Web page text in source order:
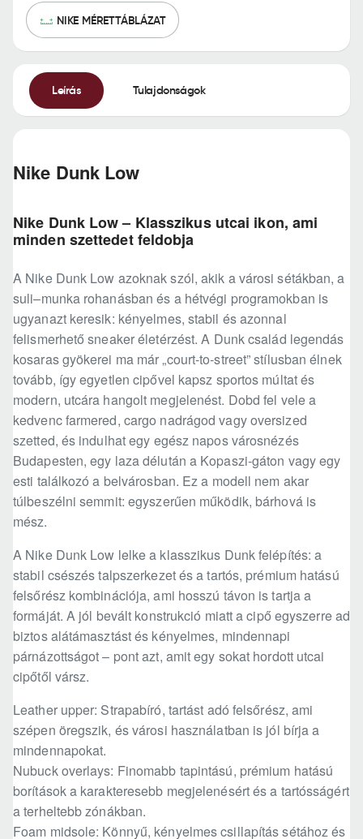
NIKE MÉRETTÁBLÁZAT
Leírás Tulajdonságok
Nike Dunk Low
Nike Dunk Low – Klasszikus utcai ikon, ami
minden szettedet feldobja
A Nike Dunk Low azoknak szól, akik a városi sétákban, a
suli–munka rohanásban és a hétvégi programokban is
ugyanazt keresik: kényelmes, stabil és azonnal
felismerhető sneaker életérzést. A Dunk család legendás
kosaras gyökerei ma már „court-to-street” stílusban élnek
tovább, így egyetlen cipővel kapsz sportos múltat és
modern, utcára hangolt megjelenést. Dobd fel vele a
kedvenc farmered, cargo nadrágod vagy oversized
szetted, és indulhat egy egész napos városnézés
Budapesten, egy laza délután a Kopaszi-gáton vagy egy
esti találkozó a belvárosban. Ez a modell nem akar
túlbeszélni semmit: egyszerűen működik, bárhová is
mész.
A Nike Dunk Low lelke a klasszikus Dunk felépítés: a
stabil csészés talpszerkezet és a tartós, prémium hatású
felsőrész kombinációja, ami hosszú távon is tartja a
formáját. A jól bevált konstrukció miatt a cipő egyszerre ad
biztos alátámasztást és kényelmes, mindennapi
párnázottságot – pont azt, amit egy sokat hordott utcai
cipőtől vársz.
Leather upper: Strapabíró, tartást adó felsőrész, ami
szépen öregszik, és városi használatban is jól bírja a
mindennapokat.
Nubuck overlays: Finomabb tapintású, prémium hatású
borítások a karakteresebb megjelenésért és a tartósságért
a terheltebb zónákban.
Foam midsole: Könnyű, kényelmes csillapítás sétához és